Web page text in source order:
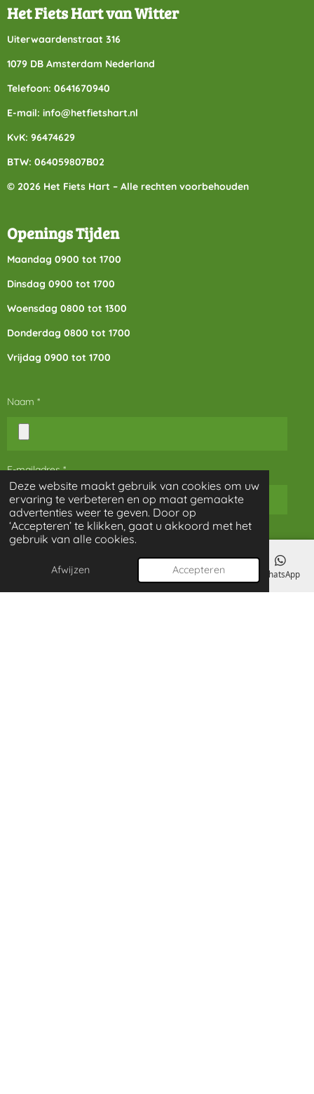
Deze website maakt gebruik van cookies om uw
ervaring te verbeteren en op maat gemaakte
advertenties weer te geven. Door op
‘Accepteren’ te klikken, gaat u akkoord met het
gebruik van alle cookies.
Afwijzen Accepteren
Het Fiets Hart van Witter
Uiterwaardenstraat 316
1079 DB Amsterdam Nederland
Telefoon: 0641670940
E-mail: info@hetfietshart.nl
KvK: 96474629
BTW: 064059807B02
© 2026 Het Fiets Hart – Alle rechten voorbehouden
Openings Tijden
Maandag 0900 tot 1700
Dinsdag 0900 tot 1700
Woensdag 0800 tot 1300
Donderdag 0800 tot 1700
Vrijdag 0900 tot 1700
Naam *
E-mailadres *
Bericht *
E-mailadres Telefoonnummer Kaart Instagram WhatsApp